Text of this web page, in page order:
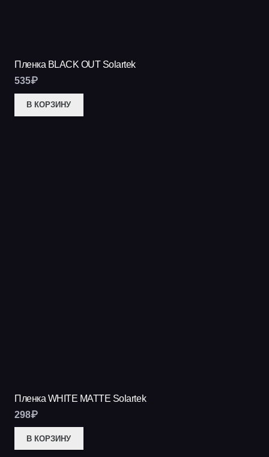
Пленка BLACK OUT Solartek
535₽
В КОРЗИНУ
Пленка WHITE MATTE Solartek
298₽
В КОРЗИНУ